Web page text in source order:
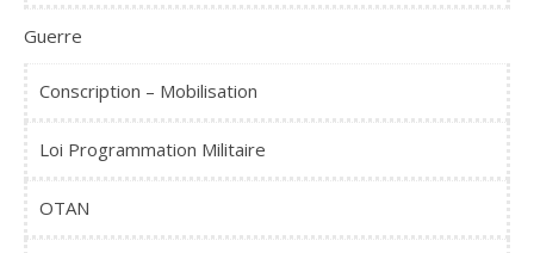
Guerre
Conscription – Mobilisation
Loi Programmation Militaire
OTAN